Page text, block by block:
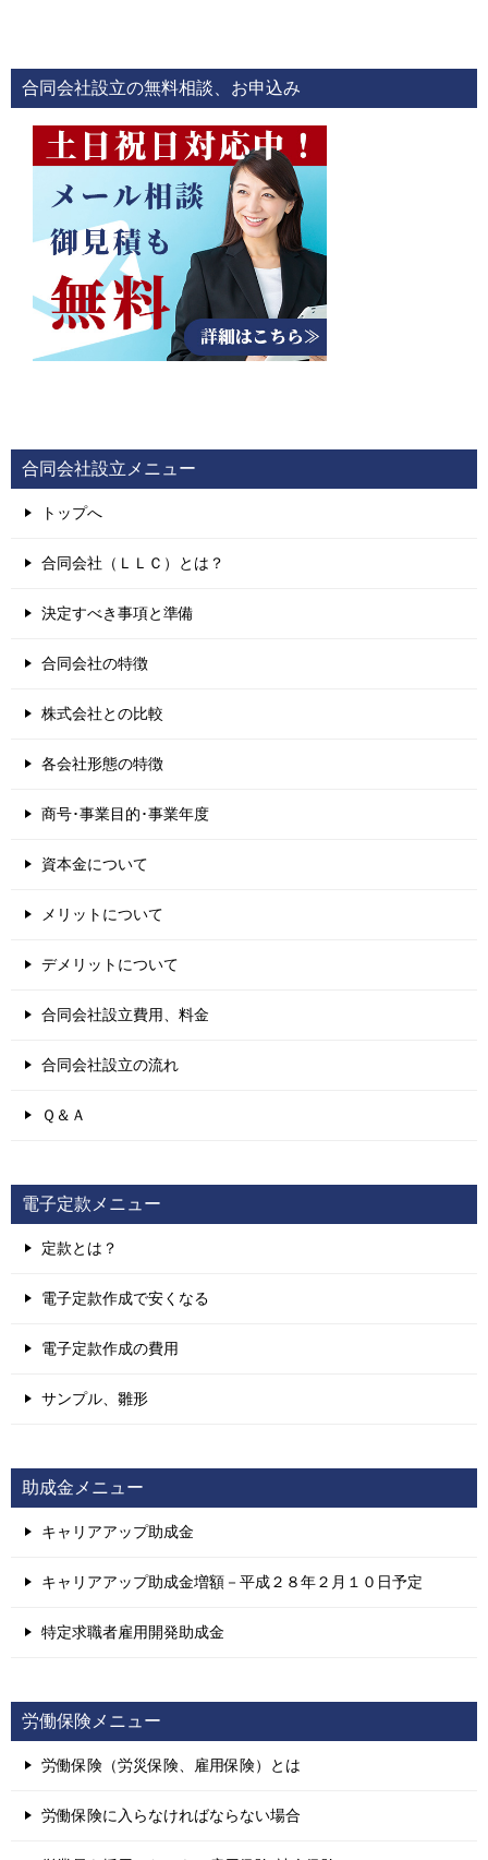
合同会社設立の無料相談、お申込み
合同会社設立メニュー
トップへ
合同会社（ＬＬＣ）とは？
決定すべき事項と準備
合同会社の特徴
株式会社との比較
各会社形態の特徴
商号･事業目的･事業年度
資本金について
メリットについて
デメリットについて
合同会社設立費用、料金
合同会社設立の流れ
Ｑ＆Ａ
電子定款メニュー
定款とは？
電子定款作成で安くなる
電子定款作成の費用
サンプル、雛形
助成金メニュー
キャリアアップ助成金
キャリアアップ助成金増額－平成２８年２月１０日予定
特定求職者雇用開発助成金
労働保険メニュー
労働保険（労災保険、雇用保険）とは
労働保険に入らなければならない場合